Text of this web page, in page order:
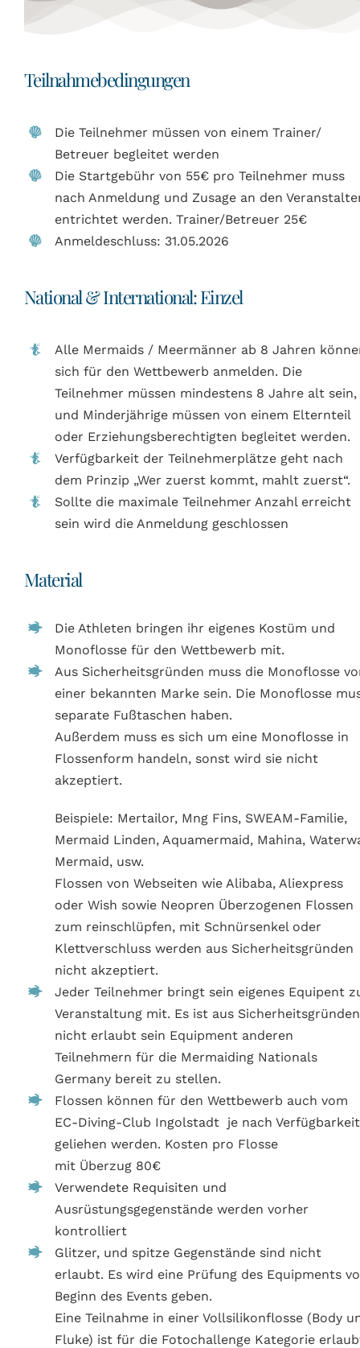
Teilnahmebedingungen
Die Teilnehmer müssen von einem Trainer/
Betreuer begleitet werden
Die Startgebühr von 55€ proTeilnehmer muss
nach Anmeldung und Zusage an den
entrichtet werden. Trainer/Betreuer 25€
Anmeldeschluss: 31.05.2026
National & International: Einzel
Alle Mermaids / Meermänner ab 8 Jahren
sich für den Wettbewerb anmelden. Die
Teilnehmer müssen mindestens 8 Jahre alt sein,
und Minderjährige müssen von einem Elternteil
oder Erziehungsberechtigten begleitet werden.
Verfügbarkeit der Teilnehmerplätze geht nach
dem Prinzip „Wer zuerst kommt, mahlt zuerst“.
Sollte die maximale Teilnehmer Anzahl erreicht
sein wird die Anmeldung geschlossen
Material
Die Athleten bringen ihr eigenes Kostüm und
Monoflosse für den Wettbewerb mit.
Aus Sicherheitsgründen muss die Monoflosse
einer bekannten Marke sein. Die Monoflosse
separate Fußtaschen haben.
Außerdem muss es sich um eine Monoflosse in
Flossenform handeln, sonst wird sie nicht
akzeptiert.
Beispiele: Mertailor, Mng Fins, SWEAM-Familie,
Mermaid Linden, Aquamermaid, Mahina,
Mermaid, usw.
Flossen von Webseiten wie Alibaba, Aliexpress
oder Wish sowie Neopren Überzogenen Flossen
zum reinschlüpfen, mit Schnürsenkel oder
Klettverschluss werden aus Sicherheitsgründen
nicht akzeptiert.
Jeder Teilnehmer bringt sein eigenes Equipent
Veranstaltung mit. Es ist aus Sicherheitsgründen
nicht erlaubt sein Equipment anderen
Teilnehmern für die Mermaiding Nationals
Germany bereit zu stellen.
Flossen können für den Wettbewerb auch vom
EC-Diving-Club Ingolstadt je nach Verfügbarkeit
geliehen werden. Kosten pro Flosse
mit Überzug 80€
Verwendete Requisiten und
Ausrüstungsgegenstände werden vorher
kontrolliert
Glitzer, und spitze Gegenstände sind nicht
erlaubt. Es wird eine Prüfung des Equipments
Beginn des Events geben.
Eine Teilnahme in einer Vollsilikonflosse (Body
Fluke) ist für die Fotochallenge Kategorie